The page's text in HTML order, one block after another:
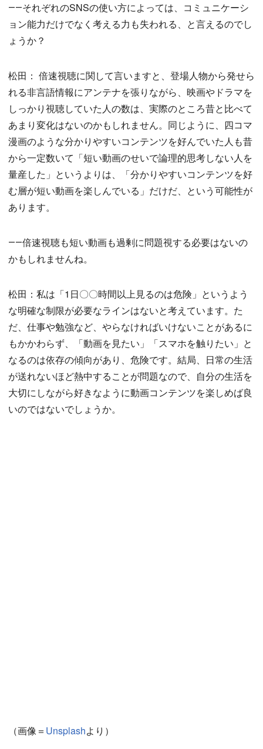
――それぞれのSNSの使い方によっては、コミュニケーシ
ョン能力だけでなく考える力も失われる、と言えるのでし
ょうか？
松田： 倍速視聴に関して言いますと、登場人物から発せら
れる非言語情報にアンテナを張りながら、映画やドラマを
しっかり視聴していた人の数は、実際のところ昔と比べて
あまり変化はないのかもしれません。同じように、四コマ
漫画のような分かりやすいコンテンツを好んでいた人も昔
から一定数いて「短い動画のせいで論理的思考しない人を
量産した」というよりは、「分かりやすいコンテンツを好
む層が短い動画を楽しんでいる」だけだ、という可能性が
あります。
――倍速視聴も短い動画も過剰に問題視する必要はないの
かもしれませんね。
松田：私は「1日〇〇時間以上見るのは危険」というよう
な明確な制限が必要なラインはないと考えています。た
だ、仕事や勉強など、やらなければいけないことがあるに
もかかわらず、「動画を見たい」「スマホを触りたい」と
なるのは依存の傾向があり、危険です。結局、日常の生活
が送れないほど熱中することが問題なので、自分の生活を
大切にしながら好きなように動画コンテンツを楽しめば良
いのではないでしょうか。
（画像＝ Unsplashより）